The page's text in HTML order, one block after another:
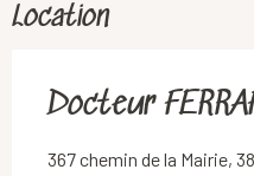
Location
Docteur
367 chemin de la Mairie,